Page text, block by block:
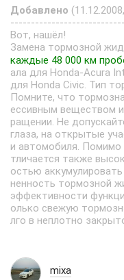
Добавлено
Вот, нашёл!
Замена тормозной
каждые 48 000 км
ала для Honda-Acura
для Honda Civic. Тип
Помните, что
ессивным веществом
ращении. Не
глаза, на открытые
и автомобиля.
тличается также
остью
ненность тормозной
эффективности
олько свежую
лго в неплотно
mixa